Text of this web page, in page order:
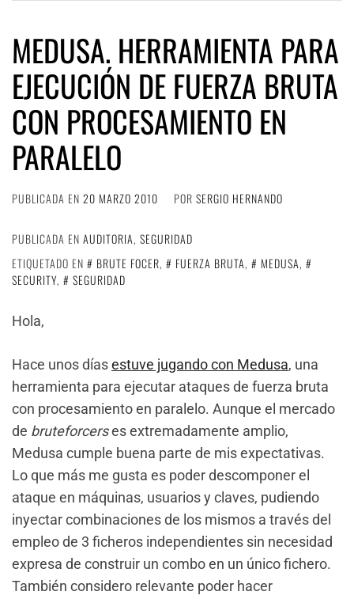
MEDUSA. HERRAMIENTA PARA
EJECUCIÓN DE FUERZA BRUTA
CON PROCESAMIENTO EN
PARALELO
PUBLICADA EN 20 MARZO 2010 POR SERGIO HERNANDO
PUBLICADA EN AUDITORIA, SEGURIDAD
ETIQUETADO EN
BRUTE FOCER, FUERZA BRUTA, MEDUSA,
SECURITY, SEGURIDAD
Hola,
Hace unos díasestuve jugando con Medusa, una
herramienta para ejecutar ataques de fuerza bruta
con procesamiento en paralelo. Aunque el mercado
de bruteforcerses extremadamente amplio,
Medusa cumple buena parte de mis expectativas.
Lo que más me gusta es poder descomponer el
ataque en máquinas, usuarios y claves, pudiendo
inyectar combinaciones de los mismos a través del
empleo de 3 ficheros independientes sin necesidad
expresa de construir un combo en un único fichero.
También considero relevante poder hacer